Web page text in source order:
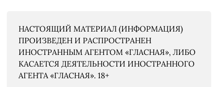
НАСТОЯЩИЙ МАТЕРИАЛ (ИНФОРМАЦИЯ)
ПРОИЗВЕДЕН И РАСПРОСТРАНЕН
ИНОСТРАННЫМ АГЕНТОМ «ГЛАСНАЯ», ЛИБО
КАСАЕТСЯ ДЕЯТЕЛЬНОСТИ ИНОСТРАННОГО
АГЕНТА «ГЛАСНАЯ». 18+